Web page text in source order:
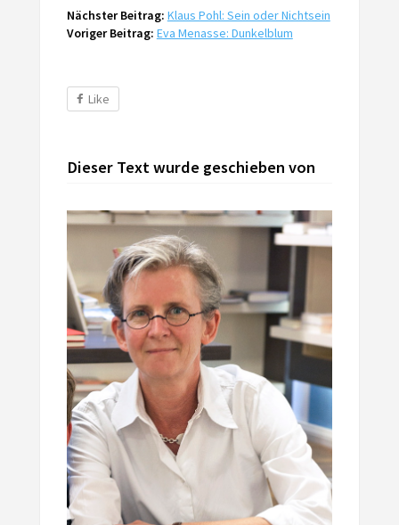
Nächster Beitrag: Klaus Pohl: Sein oder Nichtsein
Voriger Beitrag: Eva Menasse: Dunkelblum
Like
Dieser Text wurde geschieben von